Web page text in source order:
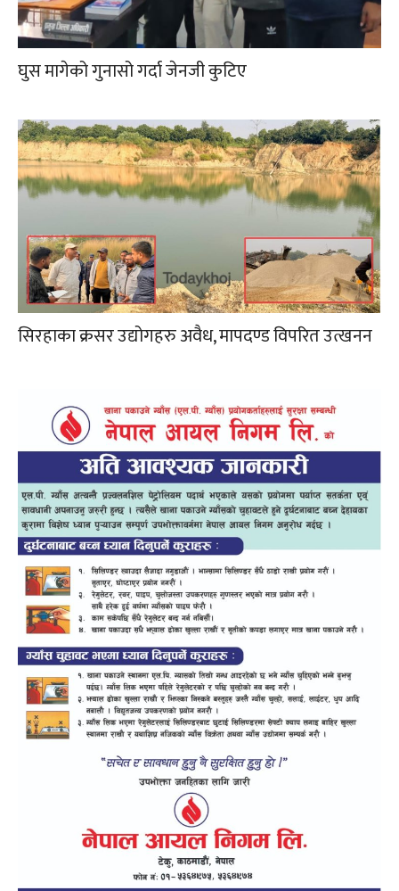
घुस मागेको गुनासो गर्दा जेनजी कुटिए
सिरहाका क्रसर उद्योगहरु अवैध, मापदण्ड विपरित उत्खनन